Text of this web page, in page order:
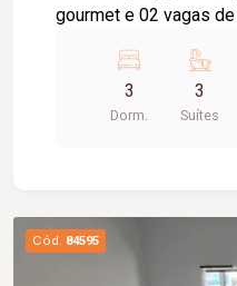
gourmet e 02 vagas
condicionado, cozinha americana planejada com
armários, lavanderia
serviço, despensa,
3
Dorm.
3
Suítes
Cód. 84595